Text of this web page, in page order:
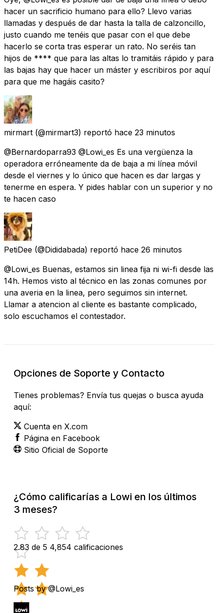
hacer un sacrificio humano para ello? Llevo varias
llamadas y después de dar hasta la talla de calzoncillo,
justo cuando me tenéis que pasar con el que debe
hacerlo se corta tras esperar un rato. No seréis tan
hijos de **** que para las altas lo tramitáis rápido y para
las bajas hay que hacer un máster y escribiros por aquí
para que me hagáis casito?
mirmart (@mirmart3) reportó hace 23 minutos
@Bernardoparra93 @Lowi_es Es una vergüenza la
operadora erróneamente da de baja a mi línea móvil
desde el viernes y lo único que hacen es dar largas y
tenerme en espera. Y pides hablar con un superior y no
te hacen caso
PetiDee (@Dididabada) reportó hace 26 minutos
@Lowi_es Buenas, estamos sin linea fija ni wi-fi desde las
14h. Hemos visto al técnico en las zonas comunes por
una averia en la linea, pero seguimos sin internet.
Llamar a atencion al cliente es bastante complicado,
solo escuchamos el contestador.
Opciones de Soporte y Contacto
Tienes problemas? Envía tus quejas o busca ayuda
aquí:
Cuenta en X.com
Página en Facebook
Sitio Oficial de Soporte
¿Cómo calificarías a Lowi en los últimos
3 meses?
2.83 de 5 4,854 calificaciones
Posts by @Lowi_es